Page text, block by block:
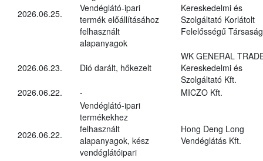
2026.06.25.
Vendéglátó-ipari
termék előállításához
felhasznált
alapanyagok
Kereskedelmi és
Szolgáltató Korlátolt
Felelősségű Társaság
2026.06.23. Dió darált, hőkezelt
WK GENERAL
Kereskedelmi és
Szolgáltató Kft.
2026.06.22.
- MICZO Kft.
2026.06.22.
Vendéglátó-ipari
termékekhez
felhasznált
alapanyagok, kész
vendéglátóipari
Hong Deng Long
Vendéglátás Kft.